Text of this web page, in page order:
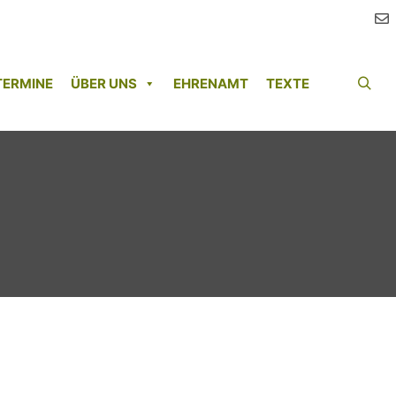
ÜBER UNS EHRENAMT TEXTE